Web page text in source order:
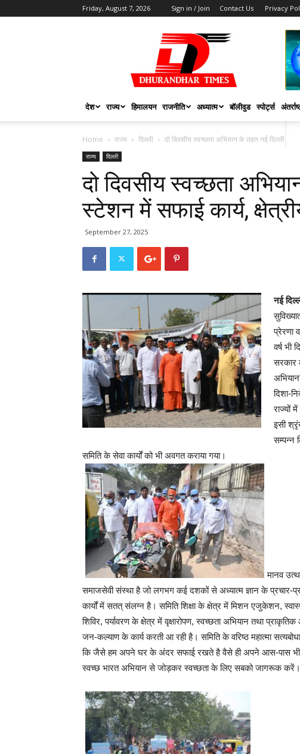
Friday, August 7, 2026 Sign in / Join Contact Us Privacy
DHURANDHAR
TIMES
देश राज्य हिमालयन राजनीति अध्यात्म बॉलीवुड स्पोर्ट्स
Home राज्य दिल्ली दो दिवसीय स्वच्छता अभियान के तहत नई दिल्ली रेलवे
राज्य दिल्ली
दो दिवसीय स्वच्छता
स्टेशन में सफाई कार्य,
September 27, 2025
नई
प्रेरणा
वर्ष भी
सरकार
दिशा-
राज्यों
इसी
सम्पन्न
समिति के सेवा कार्यों को भी अवगत कराया गया।
मानव
समाजसेवी संस्था है जो लगभग कई दशकों से अध्यात्म ज्ञान के प्रचार-
कार्यों में सतत् संलग्न है। समिति शिक्षा के क्षेत्र में मिशन एजुकेशन,
शिविर, पर्यावरण के क्षेत्र में वृक्षारोपण, स्वच्छता अभियान तथा
जन-कल्याण के कार्य करती आ रही है। समिति के वरिष्ठ महात्मा
कि जैसे हम अपने घर के अंदर सफाई रखते है वैसे ही अपने आस-पास भी
स्वच्छ भारत अभियान से जोड़कर स्वच्छता के लिए सबको जागरूक करें।